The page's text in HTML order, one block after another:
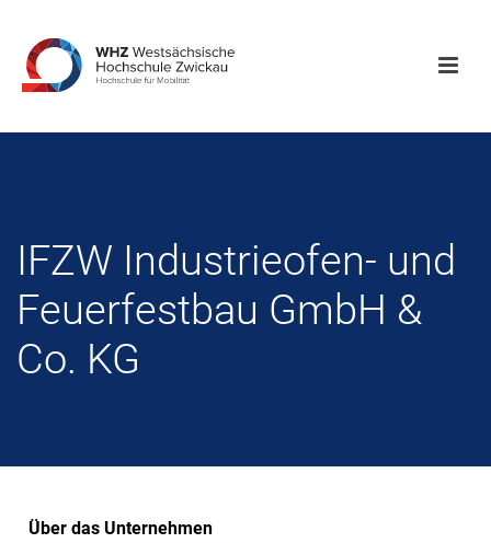
IFZW Industrieofen- und
Feuerfestbau GmbH &
Co. KG
Über das Unternehmen